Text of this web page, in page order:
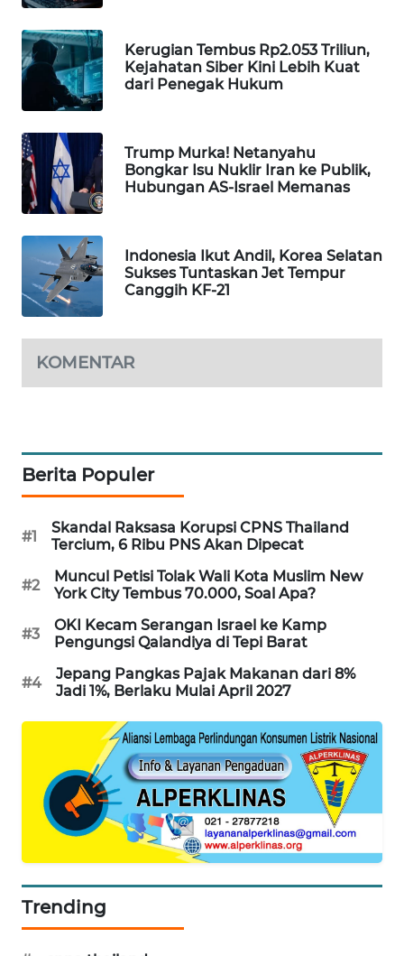
Kerugian Tembus Rp2.053 Triliun,
Kejahatan Siber Kini Lebih Kuat
dari Penegak Hukum
Trump Murka! Netanyahu
Bongkar Isu Nuklir Iran ke Publik,
Hubungan AS-Israel Memanas
Indonesia Ikut Andil, Korea Selatan
Sukses Tuntaskan Jet Tempur
Canggih KF-21
KOMENTAR
Berita Populer
#1
Skandal Raksasa Korupsi CPNS Thailand
Tercium, 6 Ribu PNS Akan Dipecat
#2
Muncul Petisi Tolak Wali Kota Muslim New
York City Tembus 70.000, Soal Apa?
#3
OKI Kecam Serangan Israel ke Kamp
Pengungsi Qalandiya di Tepi Barat
#4
Jepang Pangkas Pajak Makanan dari 8%
Jadi 1%, Berlaku Mulai April 2027
Trending
WAHANA
OTOMOTIF
WAHANA
WAHANA
DESA
WISATA
LAPAK
WAHANA
Wahana
Network
MASYARAKAT
KELISTRIKAN
ID
MAWAKA
ID
MARTABAT
NET
MKLI
LPKKI
KOPEKLIN